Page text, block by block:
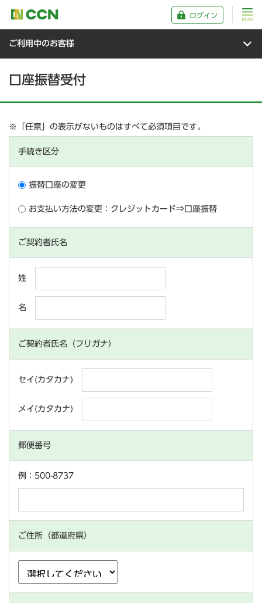
ログイン
ご利用中のお客様
口座振替受付
※「任意」の表示がないものはすべて必須項目です。
手続き区分
振替口座の変更
お支払い方法の変更：クレジットカード⇒口座振替
ご契約者氏名
姓
名
ご契約者氏名（フリガナ）
セイ(カタカナ)
メイ(カタカナ)
郵便番号
例：500-8737
ご住所（都道府県）